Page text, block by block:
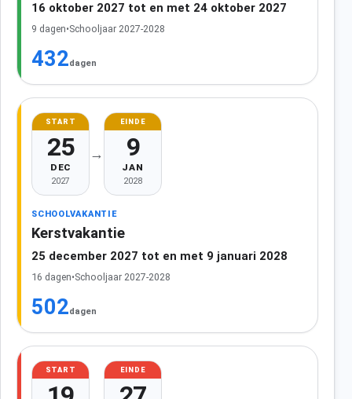
16 oktober 2027 tot en met 24 oktober 2027
9 dagen•Schooljaar 2027-2028
432dagen
START
25
DEC
2027
→
EINDE
9
JAN
2028
SCHOOLVAKANTIE
Kerstvakantie
25 december 2027 tot en met 9 januari 2028
16 dagen•Schooljaar 2027-2028
502dagen
START EINDE